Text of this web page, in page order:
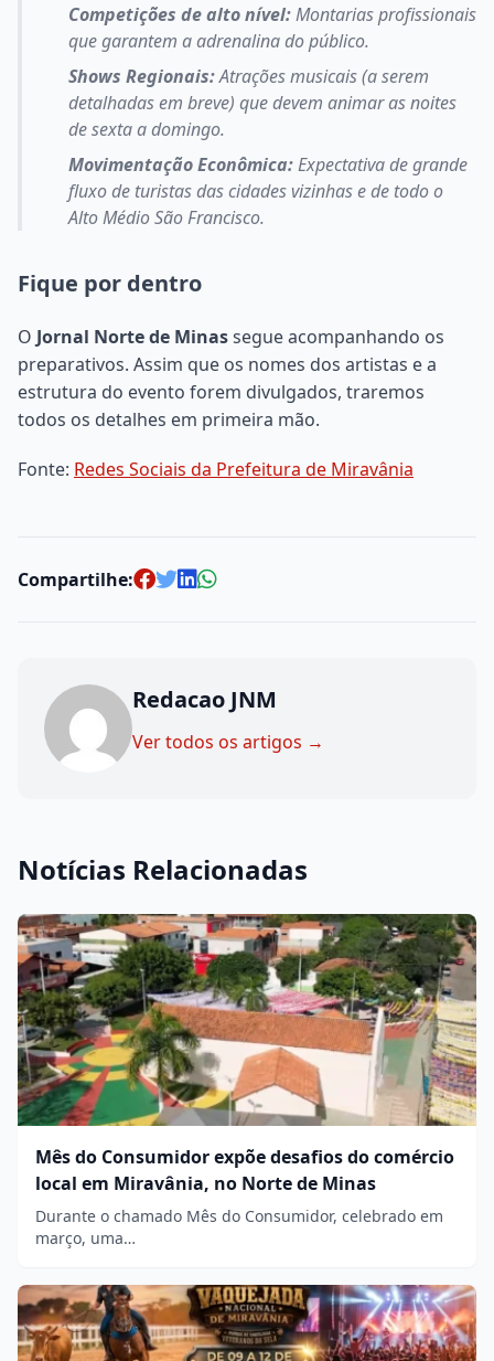
Competições de alto nível:Montarias profissionais
que garantem a adrenalina do público.
Shows Regionais:Atrações musicais (a serem
detalhadas em breve) que devem animar as noites
de sexta a domingo.
Movimentação Econômica:Expectativa de grande
fluxo de turistas das cidades vizinhas e de todo o
Alto Médio São Francisco.
Fique por dentro
O Jornal Norte de Minassegue acompanhando os
preparativos. Assim que os nomes dos artistas e a
estrutura do evento forem divulgados, traremos
todos os detalhes em primeira mão.
Fonte: Redes Sociais da Prefeitura de Miravânia
Compartilhe:
Redacao JNM
Ver todos os artigos →
Notícias Relacionadas
Mês do Consumidor expõe desafios do comércio
local em Miravânia, no Norte de Minas
Durante o chamado Mês do Consumidor, celebrado em
março, uma…